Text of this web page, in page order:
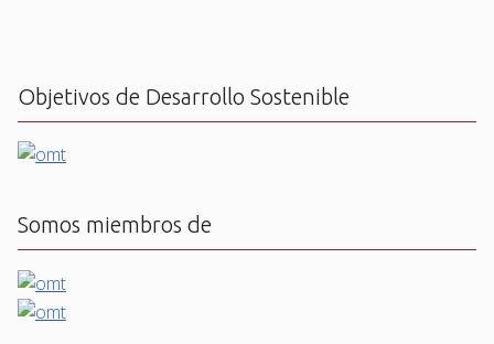
Objetivos de Desarrollo Sostenible
Somos miembros de